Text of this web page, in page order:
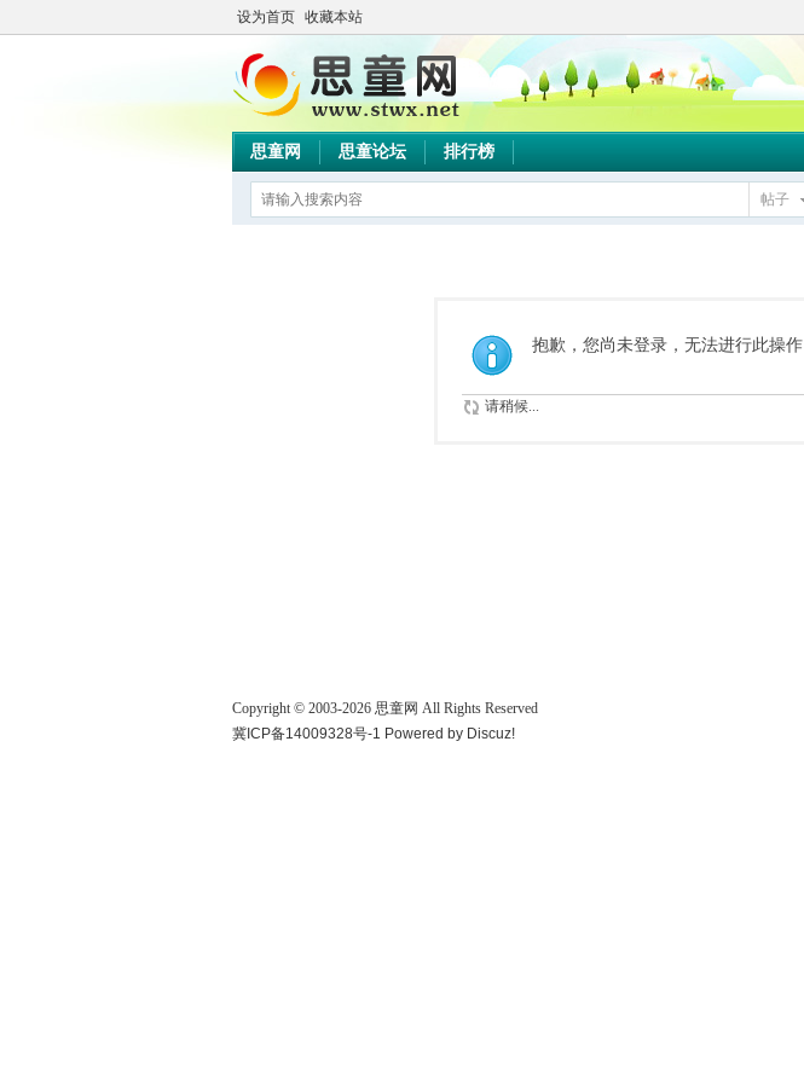
设为首页 收藏本站
思童网 思童论坛 排行榜
帖子
抱歉，您尚未登录，无法进行此操作
请稍候...
Copyright © 2003-2026 思童网 All Rights Reserved
冀ICP备14009328号-1 Powered by Discuz!